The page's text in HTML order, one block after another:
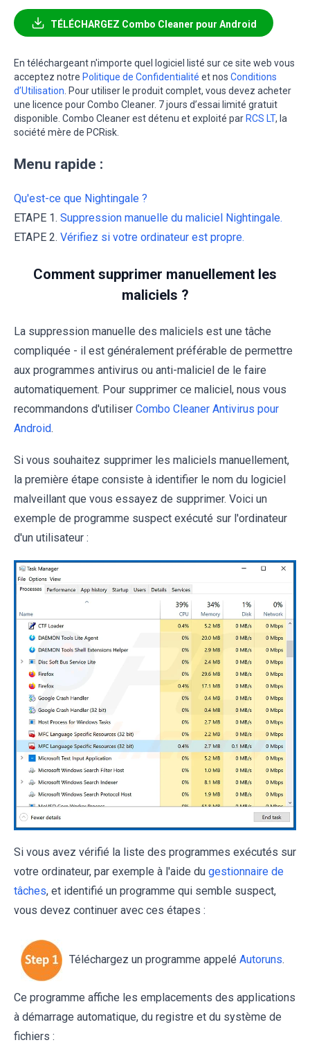
TÉLÉCHARGEZ Combo Cleaner pour Android
En téléchargeant n'importe quel logiciel listé sur ce site web vous
acceptez notre Politique de Confidentialité et nos Conditions
d’Utilisation . Pour utiliser le produit complet, vous devez acheter
une licence pour Combo Cleaner. 7 jours d’essai limité gratuit
disponible. Combo Cleaner est détenu et exploité par RCS LT, la
société mère de PCRisk.
Menu rapide :
Qu'est-ce que Nightingale ?
ETAPE 1. Suppression manuelle du maliciel Nightingale.
ETAPE 2. Vérifiez si votre ordinateur est propre.
Comment supprimer manuellement les
maliciels ?
La suppression manuelle des maliciels est une tâche
compliquée - il est généralement préférable de permettre
aux programmes antivirus ou anti-maliciel de le faire
automatiquement. Pour supprimer ce maliciel, nous vous
recommandons d'utiliser Combo Cleaner Antivirus pour
Android.
Si vous souhaitez supprimer les maliciels manuellement,
la première étape consiste à identifier le nom du logiciel
malveillant que vous essayez de supprimer. Voici un
exemple de programme suspect exécuté sur l'ordinateur
d'un utilisateur :
Si vous avez vérifié la liste des programmes exécutés sur
votre ordinateur, par exemple à l'aide du gestionnaire de
tâches, et identifié un programme qui semble suspect,
vous devez continuer avec ces étapes :
Téléchargez un programme appelé Autoruns.
Ce programme affiche les emplacements des applications
à démarrage automatique, du registre et du système de
fichiers :